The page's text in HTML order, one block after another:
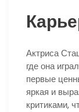
Актриса
где она
первые
яркая и
критиками,